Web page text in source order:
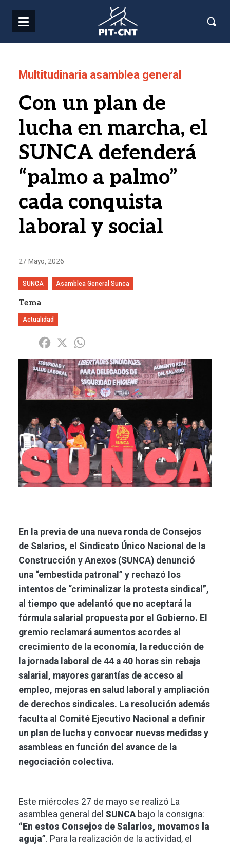
Multitudinaria asamblea general
Con un plan de
lucha en marcha, el
SUNCA defenderá
“palmo a palmo”
cada conquista
laboral y social
27 Mayo, 2026
SUNCA Asamblea General Sunca
Tema
Actualidad
Share Facebook
X
Imagen
En la previa de una nueva ronda de Consejos
de Salarios, el Sindicato Único Nacional de la
Construcción y Anexos (SUNCA) denunció
una “embestida patronal” y rechazó los
intentos de “criminalizar la protesta sindical”,
al tiempo que adelantó que no aceptará la
fórmula salarial propuesta por el Gobierno. El
gremio reclamará aumentos acordes al
crecimiento de la economía, la reducción de
la jornada laboral de 44 a 40 horas sin rebaja
salarial, mayores garantías de acceso al
empleo, mejoras en salud laboral y ampliación
de derechos sindicales. La resolución además
faculta al Comité Ejecutivo Nacional a definir
un plan de lucha y convocar nuevas medidas y
asambleas en función del avance de la
negociación colectiva.
Este miércoles 27 de mayo se realizó La
asamblea general del SUNCA bajo la consigna:
“En estos Consejos de Salarios, movamos la
aguja”. Para la realización de la actividad, el